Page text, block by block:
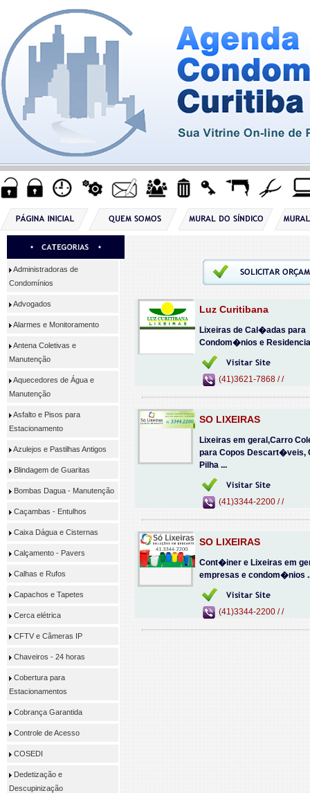
Administradoras de
Condomínios
Advogados
Alarmes e Monitoramento
Antena Coletivas e
Manutenção
Aquecedores de Água e
Manutenção
Asfalto e Pisos para
Estacionamento
Azulejos e Pastilhas Antigos
Blindagem de Guaritas
Bombas Dagua - Manutenção
Caçambas - Entulhos
Caixa Dágua e Cisternas
Calçamento - Pavers
Calhas e Rufos
Capachos e Tapetes
Cerca elétrica
CFTV e Câmeras IP
Chaveiros - 24 horas
Cobertura para
Estacionamentos
Cobrança Garantida
Controle de Acesso
COSEDI
Dedetização e
Descupinização
Luz Curitibana
Lixeiras de Cal�adas para
Condom�nios e
(41)3621-7868 / /
SO LIXEIRAS
Lixeiras em geral,Carro
para Copos Descart�veis,
Pilha ...
(41)3344-2200 / /
SO LIXEIRAS
Cont�iner e Lixeiras em
empresas e condom�nios
(41)3344-2200 / /